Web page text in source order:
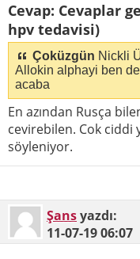
Cevap: Cevaplar
hpv tedavisi)
Çoküzgün Nickli
Allokin alphayi ben
acaba
En azından Rusça
cevirebilen. Cok
söyleniyor.
Şansyazdı:
11-07-1906:07